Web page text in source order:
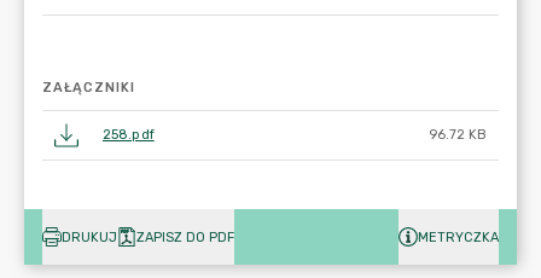
ZAŁĄCZNIKI
258.pdf 96.72 KB
DRUKUJ ZAPISZ DO PDF METRYCZKA